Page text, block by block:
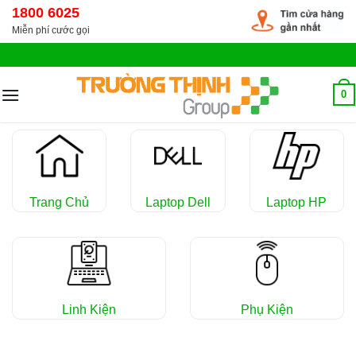
Chuyển
đến
dung
1800 6025
Miễn phí cước gọi
0
Trang Chủ Laptop Dell Laptop HP
Linh Kiện Phụ Kiện